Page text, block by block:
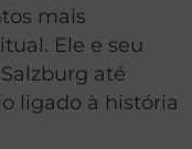
mais
Ele e seu
até
ligado à história